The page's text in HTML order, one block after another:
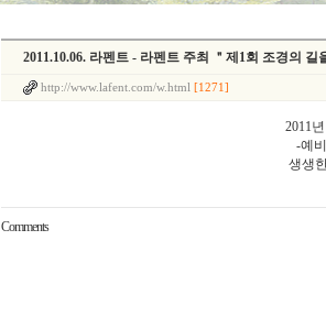
2011.10.06. 라펜트 - 라펜트 주최 ＂제1회 조경의
http://www.lafent.com/w.html [1271]
2011
-예
생생
Comments